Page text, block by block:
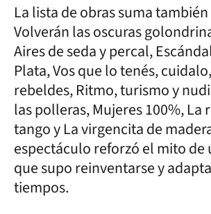
La lista de obras suma
Volverán las oscuras
Aires de seda y percal,
Plata, Vos que lo tenés,
rebeldes, Ritmo, turismo y
las polleras, Mujeres 100%, La
tango y La virgencita de
espectáculo reforzó el mito de
que supo reinventarse y
tiempos.